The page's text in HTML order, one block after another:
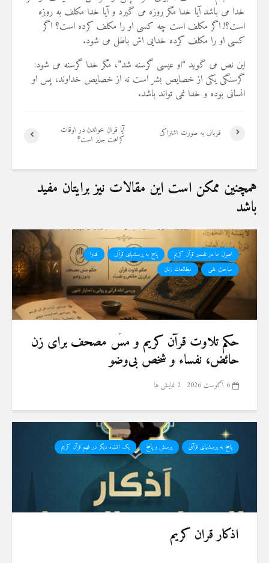
خدا می باشد آیا خدا مگر روزه می گیرد و آیا خدا مکلف به روزه
است؟! اگر مکلف است چه کسی او را مکلف کرده است؟ اگر
کسی او را مکلف کرده خدایی اش باطل می شود.
این نص می گوید “او عیسی گرسنه شد”، مگر خدا گرسنه می شود:
گرسنگی یکی از خصایص بشر است نه از خصایص خداوند، پس او
انسانی بوده و خدا نمی تواند باشد.
آیا قران خواندن در اوقات
کراهت جایز است؟
قربانی به صورت اشتراکی
همچنین ممکن است این مقالات نیز برایتان مفید
باشد
اصول ما در تفسیر قرآن کریم پاسخ به پرسشهای قرآنی
فتاوا
مباحث علمی
مطالعات زنان
حكم تلاوت قرآن كريم و مسّ مصحف برای زن
حائض، نفساء و شخص بی‌وضو
6 آگوست 2026 2 نمایش ها
پاسخ به پرسشهای قرآنی پرسش و پاسخ یک اشتباه دیگر در فهم قرآن کریم
اذکار قران کریم